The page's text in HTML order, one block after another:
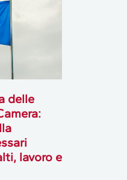
delle
lavoro e